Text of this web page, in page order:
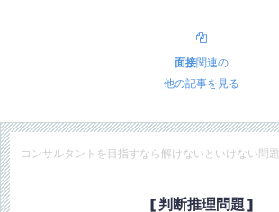
面接関連の
他の記事を見る
コンサルタントを目指すなら解けないといけない問題
[ 判断推理問題 ]